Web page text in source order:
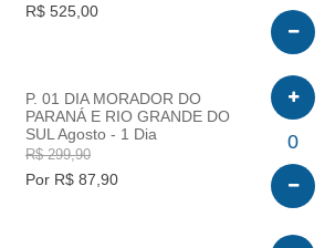
R$ 525,00
P. 01 DIA MORADOR DO
PARANÁ E RIO GRANDE DO
SUL Agosto - 1 Dia
R$ 299,90
Por R$ 87,90
0